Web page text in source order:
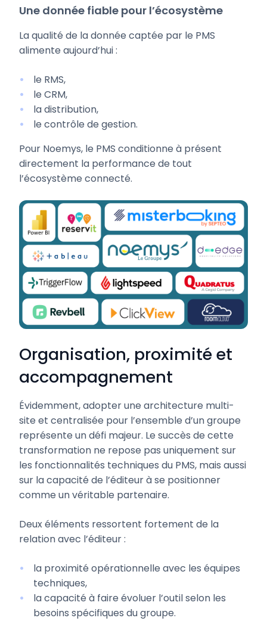
Une donnée fiable pour l’écosystème
La qualité de la donnée captée par le PMS
alimente aujourd’hui :
le RMS,
le CRM,
la distribution,
le contrôle de gestion.
Pour Noemys, le PMS conditionne à présent
directement la performance de tout
l’écosystème connecté.
Organisation, proximité et
accompagnement
Évidemment, adopter une architecture multi-
site et centralisée pour l’ensemble d’un groupe
représente un défi majeur. Le succès de cette
transformation ne repose pas uniquement sur
les fonctionnalités techniques du PMS, mais aussi
sur la capacité de l’éditeur à se positionner
comme un véritable partenaire.
Deux éléments ressortent fortement de la
relation avec l’éditeur :
la proximité opérationnelle avec les équipes
techniques,
la capacité à faire évoluer l’outil selon les
besoins spécifiques du groupe.